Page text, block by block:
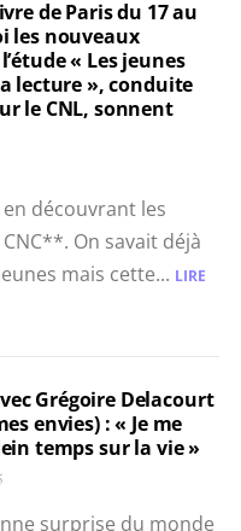
de Paris du 17 au
les nouveaux
« Les jeunes
lecture », conduite
le CNL, sonnent
découvrant les
On savait déjà
mais cette... LIRE
Grégoire Delacourt
envies) : « Je me
temps sur la vie »
surprise du monde